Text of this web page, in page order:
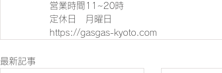
営業時間11~20時
定休日　月曜日
https://gasgas-kyoto.com
最新記事